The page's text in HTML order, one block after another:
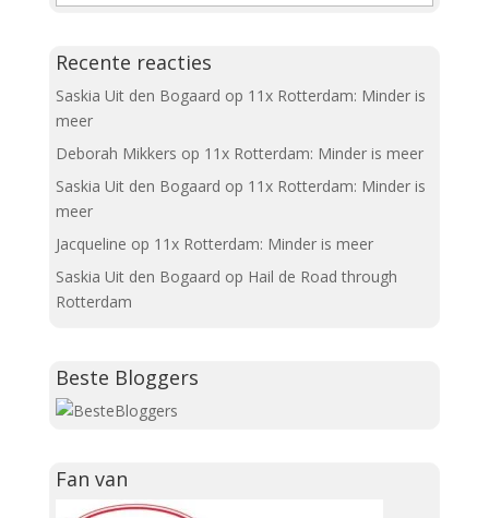
Recente reacties
Saskia Uit den Bogaard op 11x Rotterdam: Minder is
meer
Deborah Mikkers op 11x Rotterdam: Minder is meer
Saskia Uit den Bogaard op 11x Rotterdam: Minder is
meer
Jacqueline op 11x Rotterdam: Minder is meer
Saskia Uit den Bogaard op Hail de Road through
Rotterdam
Beste Bloggers
Fan van